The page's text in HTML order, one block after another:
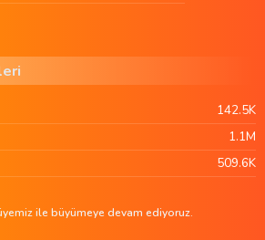
142.5K
1.1M
509.6K
ile büyümeye devam ediyoruz.